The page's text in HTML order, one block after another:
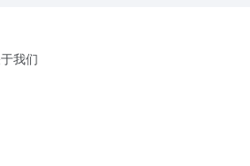
我们